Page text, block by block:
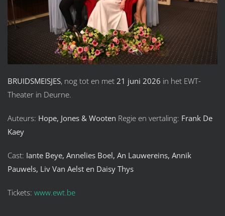
BRUIDSMEISJES, nog tot en met 21 juni 2026 in het EWT-
Theater in Deurne.
Auteurs: Hope, Jones & Wooten Regie en vertaling: Frank De
Kaey
Cast: Iante Beye, Annelies Boel, An Lauwereins, Annik
Pauwels, Liv Van Aelst en Daisy Thys
Tickets: www.ewt.be